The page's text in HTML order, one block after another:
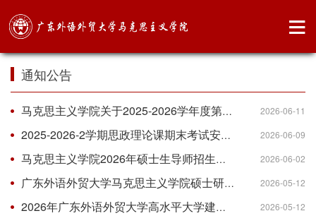
通知公告
马克思主义学院关于2025-2026学年度第二学期取消期末考试资格学生名单的公示 2026-06-11
2025-2026-2学期思政理论课期末考试安排（南北校） 2026-06-09
马克思主义学院2026年硕士生导师招生资格遴选结果公示 2026-06-02
广东外语外贸大学马克思主义学院硕士研究生学位论文答辩公告 2026-05-12
2026年广东外语外贸大学高水平大学建设国（境）外访学项目资助拟推荐名单公示 2026-05-12